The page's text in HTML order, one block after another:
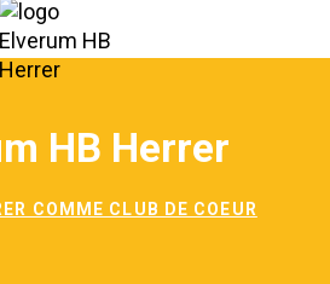
HB Herrer
COMME CLUB DE COEUR